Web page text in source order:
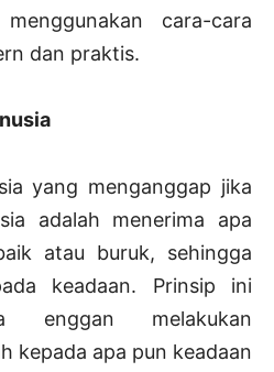
cara-cara
dan praktis.
yang menganggap jika
adalah menerima apa
atau buruk, sehingga
keadaan. Prinsip ini
enggan melakukan
kepada apa pun keadaan